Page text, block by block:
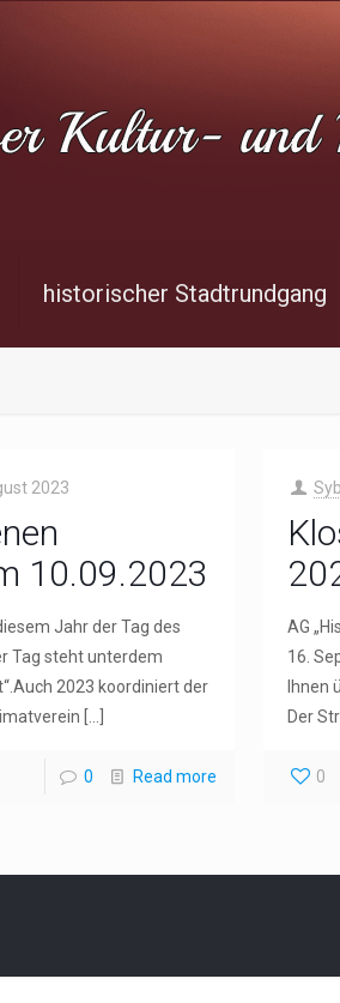
historischer Stadtrundgang
2023
10.09.2023
Jahr der Tag des
Tag steht unterdem
2023 koordiniert der
0 Read more
AG
16.
Ihnen
Der
0